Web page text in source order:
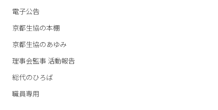
電子公告
京都生協の本棚
京都生協のあゆみ
理事会監事 活動報告
総代のひろば
職員専用